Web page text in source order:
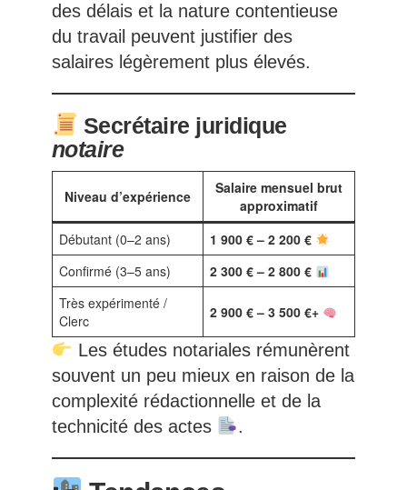
des délais et la nature contentieuse
du travail peuvent justifier des
salaires légèrement plus élevés.
Secrétaire juridique
notaire
Niveau d’expérience
Salaire mensuel brut
approximatif
Débutant (0–2 ans)
1 900 € – 2 200 €
Confirmé (3–5 ans)
2 300 € – 2 800 €
Très expérimenté /
Clerc
2 900 € – 3 500 €+
Les études notariales rémunèrent
souvent un peu mieux en raison de la
complexité rédactionnelle et de la
technicité des actes
.